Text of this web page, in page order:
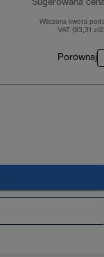
Sugerowana
Wliczona kwota
VAT (93,31
Porównaj